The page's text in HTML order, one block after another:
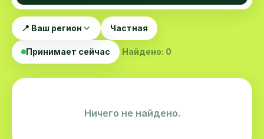
📍 Ваш регион Частная
Принимает сейчас Найдено: 0
Ничего не найдено.